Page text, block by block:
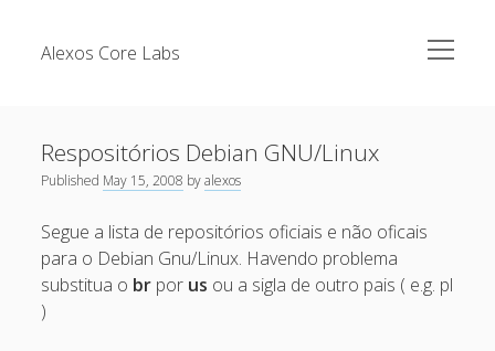
Alexos Core Labs
open
menu
Cursos
Github
Linkedin
Nullbyte Security Conference
Publicações
Recent Posts
Tecsec Podcast #114 – A HISTÓRIA DA NULLBYTE
SECURITY CONFERENCE
Respositórios Debian GNU/Linux
Published May 15, 2008 byalexos
Segue a lista de repositórios oficiais e não oficais
para o Debian Gnu/Linux. Havendo problema
substitua o br por us ou a sigla de outro pais ( e.g. pl
)